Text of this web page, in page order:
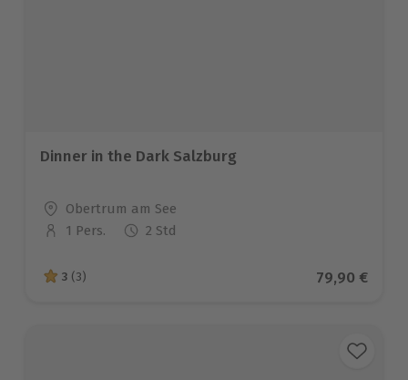
Dinner in the Dark Salzburg
Standort
Obertrum am See
Anzahl der Teilnehmer
1 Pers. 2 Std
3 von 5 Sternen basierend auf 3 Bewertungen
3 (3) Aktueller
79,90 €